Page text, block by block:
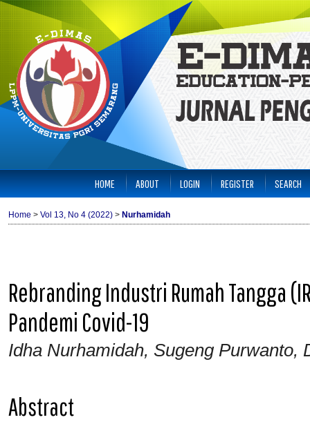
HOME ABOUT LOGIN REGISTER SEARCH
Home > Vol 13, No 4 (2022) > Nurhamidah
Rebranding Industri Rumah Tangga
Pandemi Covid-19
Idha Nurhamidah, Sugeng Purwanto,
Abstract